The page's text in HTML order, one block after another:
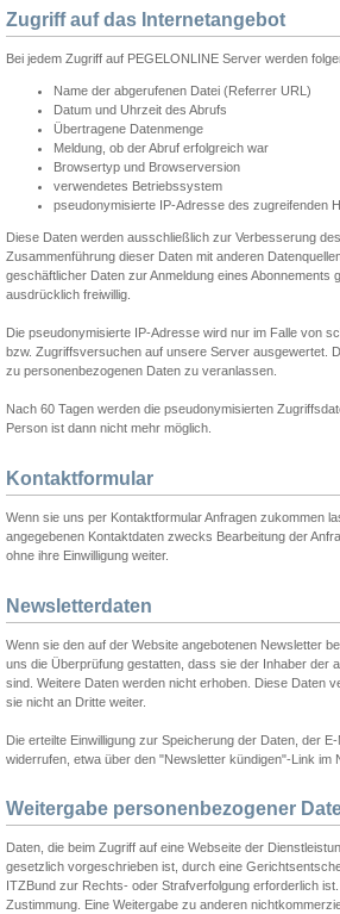
Zugriff auf das Internetangebot
Bei jedem Zugriff auf PEGELONLINE Server werden
Name der abgerufenen Datei (Referrer URL)
Datum und Uhrzeit des Abrufs
Übertragene Datenmenge
Meldung, ob der Abruf erfolgreich war
Browsertyp und Browserversion
verwendetes Betriebssystem
pseudonymisierte IP-Adresse des zugreifenden
Diese Daten werden ausschließlich zur Verbesserung
Zusammenführung dieser Daten mit anderen
geschäftlicher Daten zur Anmeldung eines
ausdrücklich freiwillig.
Die pseudonymisierte IP-Adresse wird nur im Falle von
bzw. Zugriffsversuchen auf unsere Server ausgewertet.
zu personenbezogenen Daten zu veranlassen.
Nach 60 Tagen werden die pseudonymisierten
Person ist dann nicht mehr möglich.
Kontaktformular
Wenn sie uns per Kontaktformular Anfragen zukommen
angegebenen Kontaktdaten zwecks Bearbeitung der
ohne ihre Einwilligung weiter.
Newsletterdaten
Wenn sie den auf der Website angebotenen Newsletter
uns die Überprüfung gestatten, dass sie der Inhaber der
sind. Weitere Daten werden nicht erhoben. Diese Daten
sie nicht an Dritte weiter.
Die erteilte Einwilligung zur Speicherung der Daten, der
widerrufen, etwa über den "Newsletter kündigen"-Link im
Weitergabe personenbezogener
Daten, die beim Zugriff auf eine Webseite der
gesetzlich vorgeschrieben ist, durch eine
ITZBund zur Rechts- oder Strafverfolgung erforderlich
Zustimmung. Eine Weitergabe zu anderen